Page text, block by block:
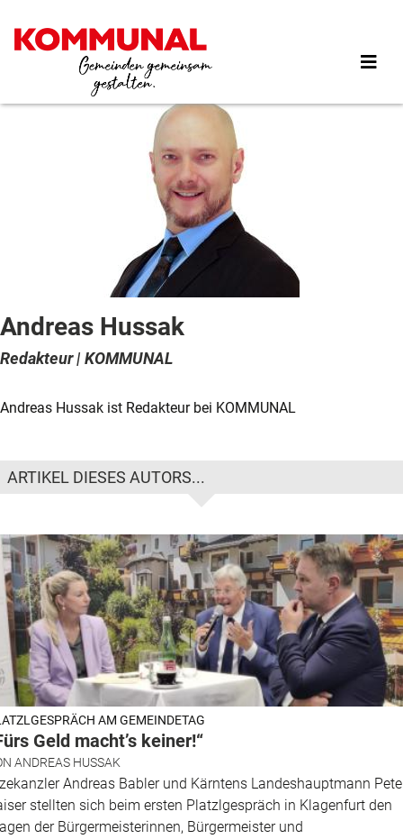
Inhalt
Andreas Hussak
Redakteur | KOMMUNAL
Andreas Hussak ist Redakteur bei KOMMUNAL
ARTIKEL DIESES AUTORS...
AM GEMEINDETAG
Geld macht’s keiner!“
ANDREAS HUSSAK
Andreas Babler und Kärntens Landeshauptmann
stellten sich beim ersten Platzlgespräch in Klagenfurt den
der Bürgermeisterinnen, Bürgermeister und